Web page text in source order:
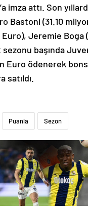
imza attı. Son
Bastoni (31.10
Jeremie
başında
Euro ödenerek
satıldı.
Puanla Sezon